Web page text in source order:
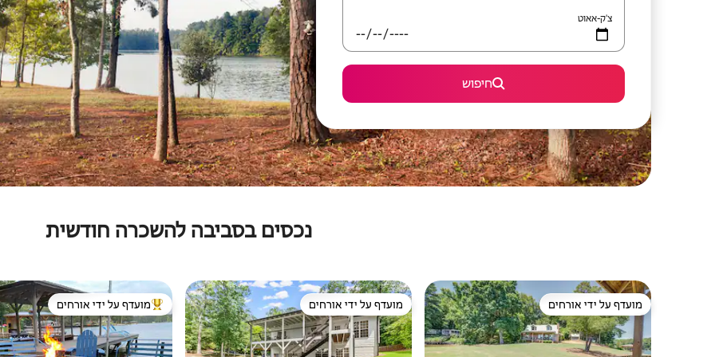
צ'ק-אאוט
חיפוש
נכסים בסביבה להשכרה חודשית
מועדף על ידי אורחים
מועדף על ידי אורחים מועדף על ידי אורחים
מועדף על ידי אורחים מוביל בקרב נכסים מועדפים על ידי
מועדף על ידי אורחים